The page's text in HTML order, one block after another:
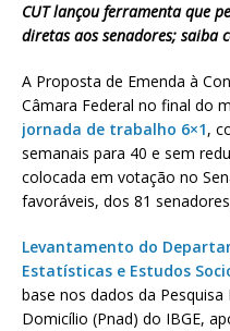
CUT lançou ferramenta que
diretas aos senadores; saiba
A Proposta de Emenda à
Câmara Federal no final do
jornada de trabalho 6×1,
semanais para 40 e sem
colocada em votação no
favoráveis, dos 81
Levantamento do
Estatísticas e Estudos
base nos dados da
Domicílio (Pnad) do IBGE,